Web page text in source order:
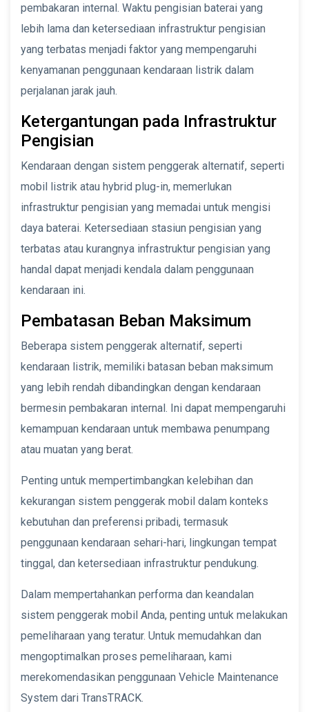
pembakaran internal. Waktu pengisian baterai yang
lebih lama dan ketersediaan infrastruktur pengisian
yang terbatas menjadi faktor yang mempengaruhi
kenyamanan penggunaan kendaraan listrik dalam
perjalanan jarak jauh.
Ketergantungan pada Infrastruktur
Pengisian
Kendaraan dengan sistem penggerak alternatif, seperti
mobil listrik atau hybrid plug-in, memerlukan
infrastruktur pengisian yang memadai untuk mengisi
daya baterai. Ketersediaan stasiun pengisian yang
terbatas atau kurangnya infrastruktur pengisian yang
handal dapat menjadi kendala dalam penggunaan
kendaraan ini.
Pembatasan Beban Maksimum
Beberapa sistem penggerak alternatif, seperti
kendaraan listrik, memiliki batasan beban maksimum
yang lebih rendah dibandingkan dengan kendaraan
bermesin pembakaran internal. Ini dapat mempengaruhi
kemampuan kendaraan untuk membawa penumpang
atau muatan yang berat.
Penting untuk mempertimbangkan kelebihan dan
kekurangan sistem penggerak mobil dalam konteks
kebutuhan dan preferensi pribadi, termasuk
penggunaan kendaraan sehari-hari, lingkungan tempat
tinggal, dan ketersediaan infrastruktur pendukung.
Dalam mempertahankan performa dan keandalan
sistem penggerak mobil Anda, penting untuk melakukan
pemeliharaan yang teratur. Untuk memudahkan dan
mengoptimalkan proses pemeliharaan, kami
merekomendasikan penggunaan Vehicle Maintenance
System dari TransTRACK.